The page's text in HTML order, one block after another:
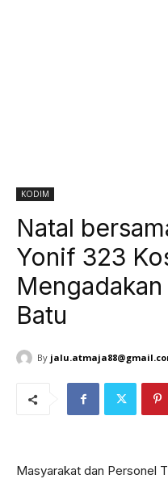
KODIM
Natal
Yonif 323
Batu
By
Masyarakat dan Personel